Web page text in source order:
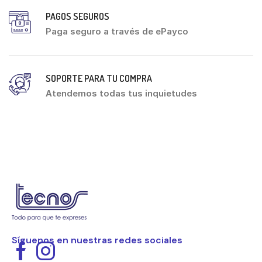
PAGOS SEGUROS
Paga seguro a través de ePayco
SOPORTE PARA TU COMPRA
Atendemos todas tus inquietudes
Síguenos en nuestras redes sociales